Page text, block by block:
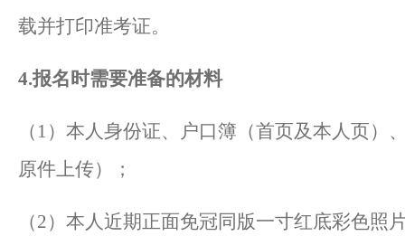
载并打印准考证。
4.报名时需要准备的材料
（ 1）本人身份证、户口簿（首页及本人页）
原件上传）；
（2）本人近期正面免冠同版一寸红底彩色照